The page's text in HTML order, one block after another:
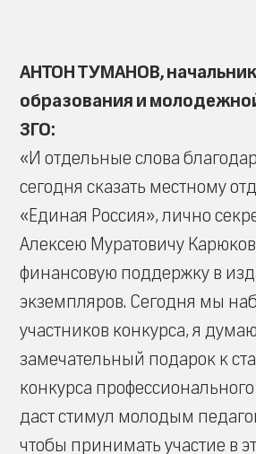
АНТОН ТУМАНОВ,
образования и
ЗГО:
«И отдельные слова
сегодня сказать местному
«Единая Россия», лично
Алексею Муратовичу
финансовую поддержку в
экземпляров. Сегодня мы
участников конкурса, я
замечательный подарок к
конкурса
даст стимул молодым
чтобы принимать участие в